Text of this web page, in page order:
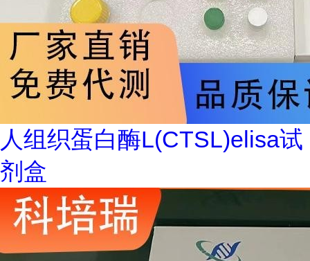
人组织蛋白酶L(CTSL)elisa试
剂盒